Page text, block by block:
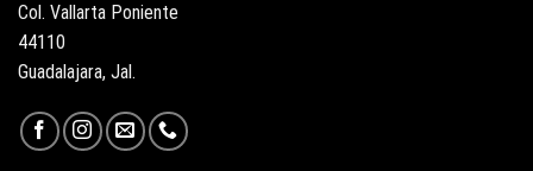
Col. Vallarta Poniente
44110
Guadalajara, Jal.